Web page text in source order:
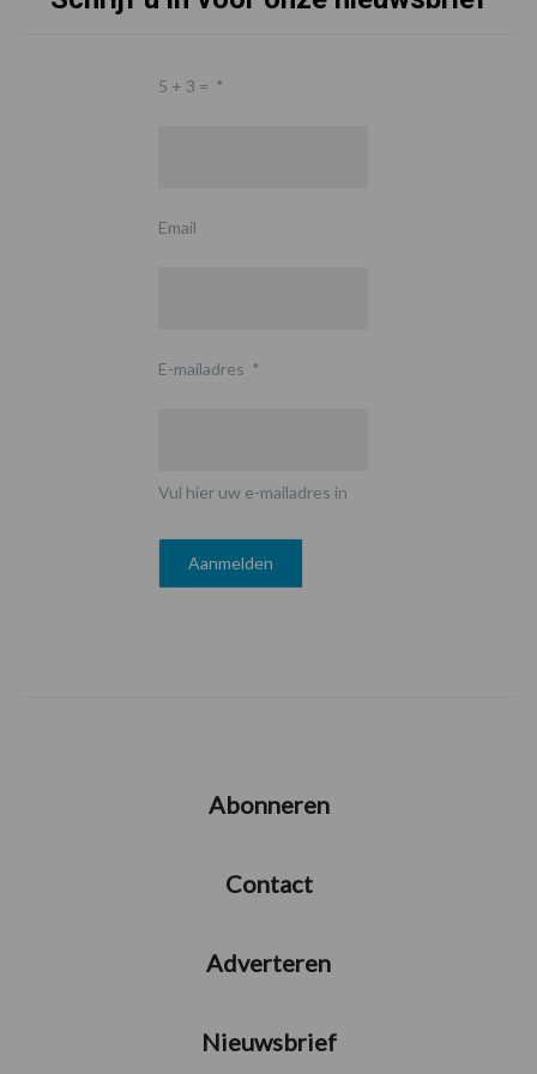
5 + 3 = *
Email
E-mailadres *
Vul hier uw e-mailadres in
Abonneren
Contact
Adverteren
Nieuwsbrief